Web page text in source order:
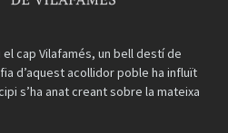
cap Vilafamés, un bell destí de
d’aquest acollidor poble ha influït
s’ha anat creant sobre la mateixa